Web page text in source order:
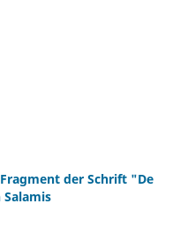
der Schrift "De